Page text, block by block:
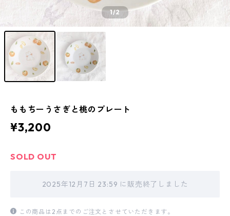
1/2
ももちーうさぎと桃のプレート
¥3,200
SOLD OUT
2025年12月7日 23:59 に販売終了しました
この商品は2点までのご注文とさせていただきます。